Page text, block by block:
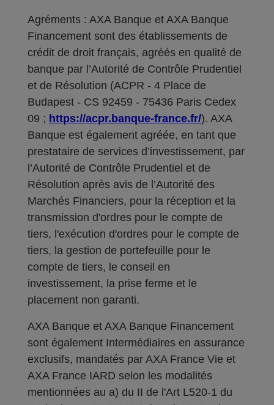
Agréments : AXA Banque et AXA Banque
Financement sont des établissements de
crédit de droit français, agréés en qualité de
banque par l’Autorité de Contrôle Prudentiel
et de Résolution (ACPR - 4 Place de
Budapest - CS 92459 - 75436 Paris Cedex
09 ; https://acpr.banque-france.fr/). AXA
Banque est également agréée, en tant que
prestataire de services d’investissement, par
l’Autorité de Contrôle Prudentiel et de
Résolution après avis de l’Autorité des
Marchés Financiers, pour la réception et la
transmission d'ordres pour le compte de
tiers, l'exécution d'ordres pour le compte de
tiers, la gestion de portefeuille pour le
compte de tiers, le conseil en
investissement, la prise ferme et le
placement non garanti.
AXA Banque et AXA Banque Financement
sont également Intermédiaires en assurance
exclusifs, mandatés par AXA France Vie et
AXA France IARD selon les modalités
mentionnées au a) du II de l'Art L520-1 du